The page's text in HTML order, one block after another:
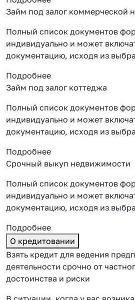
Займ под залог коммерческой
Полный список документов
индивидуально и может
документацию, исходя из
Подробнее
Займ под залог коттеджа
Полный список документов
индивидуально и может
документацию, исходя из
Подробнее
Срочный выкуп недвижимости
Полный список документов
индивидуально и может
документацию, исходя из
Подробнее
О кредитовании
Взять кредит для ведения
деятельности срочно от
достоинства и риски